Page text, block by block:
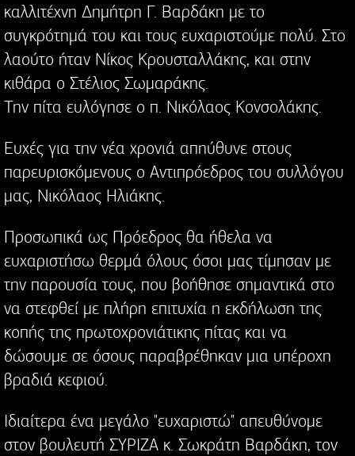
καλλιτέχνη Δημήτρη Γ. Βαρδάκη με το
συγκρότημά του και τους ευχαριστούμε πολύ. Στο
λαούτο ήταν Νίκος Κρουσταλλάκης, και στην
κιθάρα ο Στέλιος Σωμαράκης.
Την πίτα ευλόγησε ο π. Νικόλαος Κονσολάκης.
Ευχές για την νέα χρονιά απηύθυνε στους
παρευρισκόμενους ο Αντιπρόεδρος του συλλόγου
μας, Νικόλαος Ηλιάκης.
Προσωπικά ως Πρόεδρος θα ήθελα να
ευχαριστήσω θερμά όλους όσοι μας τίμησαν με
την παρουσία τους, που βοήθησε σημαντικά στο
να στεφθεί με πλήρη επιτυχία η εκδήλωση της
κοπής της πρωτοχρονιάτικης πίτας και να
δώσουμε σε όσους παραβρέθηκαν μια υπέροχη
βραδιά κεφιού.
Ιδιαίτερα ένα μεγάλο "ευχαριστώ" απευθύνομε
στον βουλευτή ΣΥΡΙΖΑ κ. Σωκράτη Βαρδάκη, τον